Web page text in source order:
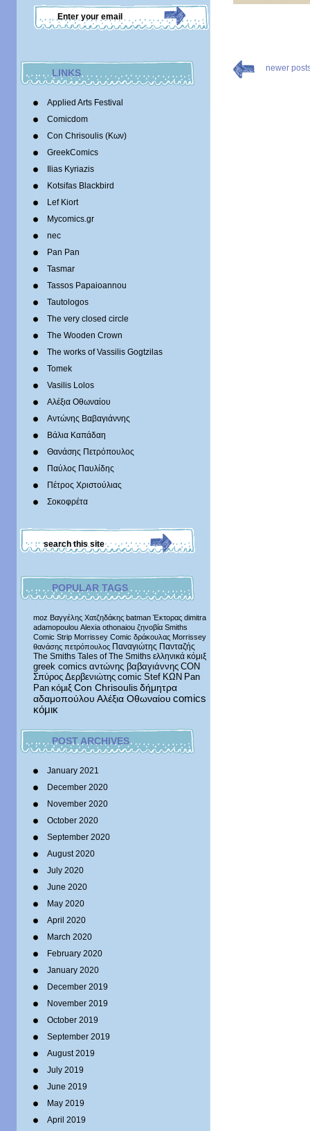
LINKS
Applied Arts Festival
Comicdom
Con Chrisoulis (Κων)
GreekComics
Ilias Kyriazis
Kotsifas Blackbird
Lef Kiort
Mycomics.gr
nec
Pan Pan
Tasmar
Tassos Papaioannou
Tautologos
The very closed circle
The Wooden Crown
The works of Vassilis Gogtzilas
Tomek
Vasilis Lolos
Αλέξια Οθωναίου
Αντώνης Βαβαγιάννης
Βάλια Καπάδαη
Θανάσης Πετρόπουλος
Παύλος Παυλίδης
Πέτρος Χριστούλιας
Σοκοφρέτα
POPULAR TAGS
moz Βαγγέλης Χατζηδάκης batman Έκτορας dimitra
adamopoulou Alexia othonaiou ζηνοβία Smiths
Comic Strip Morrissey Comic δράκουλας Morrissey
θανάσης πετρόπουλος Παναγιώτης Πανταζής
The Smiths Tales of The Smiths ελληνικά κόμιξ
greek comics αντώνης βαβαγιάννης CON
Σπύρος Δερβενιώτης comic Stef ΚΩΝ Pan
Pan κόμιξ Con Chrisoulis δήμητρα
αδαμοπούλου Αλέξια Οθωναίου comics
κόμικ
POST ARCHIVES
January 2021
December 2020
November 2020
October 2020
September 2020
August 2020
July 2020
June 2020
May 2020
April 2020
March 2020
February 2020
January 2020
December 2019
November 2019
October 2019
September 2019
August 2019
July 2019
June 2019
May 2019
April 2019
newer